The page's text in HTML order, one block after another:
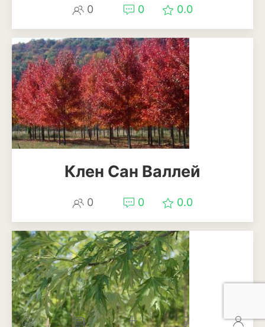
0 0 0.0
Клен Сан Валлей
0 0 0.0